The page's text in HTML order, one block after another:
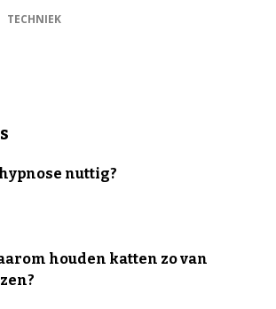
TECHNIEK
nuttig?
houden katten zo van